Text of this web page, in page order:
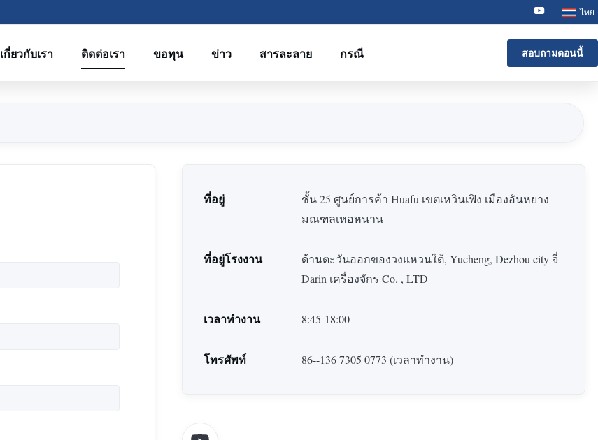
ไทย
เกี่ยวกับเรา ติดต่อเรา ขอทุน ข่าว สารละลาย กรณี สอบถามตอนนี้
ที่อยู่
ชั้น 25 ศูนย์การค้า Huafu เขตเหวินเฟิง เมืองอันหยาง
มณฑลเหอหนาน
ที่อยู่โรงงาน
ด้านตะวันออกของวงแหวนใต้, Yucheng, Dezhou city จี่
Darin เครื่องจักร Co. , LTD
เวลาทำงาน 8:45-18:00
โทรศัพท์ 86--136 7305 0773 (เวลาทำงาน)